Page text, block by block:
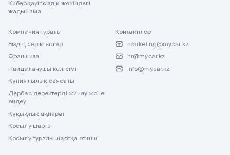
Киберқауіпсіздік жөніндегі
жадынама
Компания туралы
Біздің серіктестер
Франшиза
Пайдаланушы келісімі
Құпиялылық саясаты
Дербес деректерді жинау және
өңдеу
Құқықтық ақпарат
Қосылу шарты
Қосылу туралы шартқа өтініш
Контактілер
marketing@mycar.kz
hr@mycar.kz
info@mycar.kz